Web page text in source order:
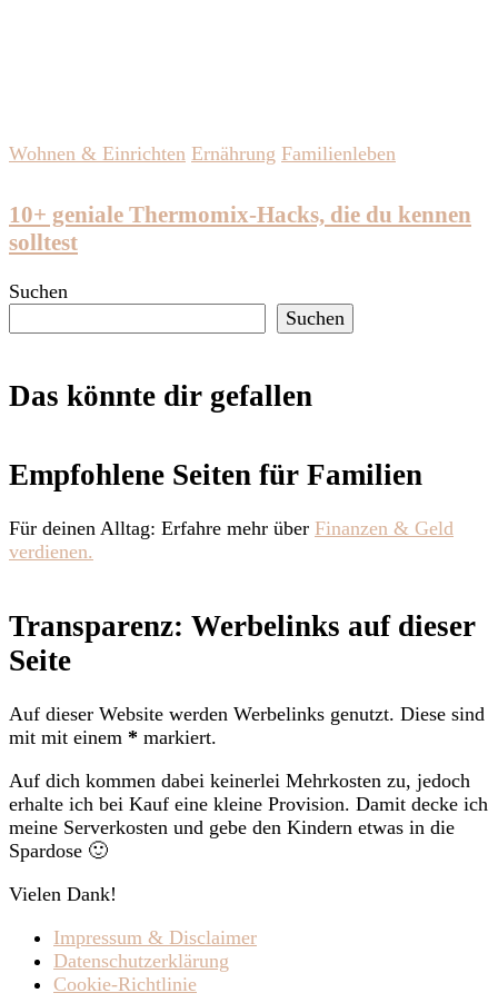
Wohnen & Einrichten Ernährung Familienleben
10+ geniale Thermomix-Hacks, die du kennen
solltest
Suchen
Suchen
Das könnte dir gefallen
Empfohlene Seiten für Familien
Für deinen Alltag: Erfahre mehr über Finanzen & Geld
verdienen.
Transparenz: Werbelinks auf dieser
Seite
Auf dieser Website werden Werbelinks genutzt. Diese sind
mit mit einem * markiert.
Auf dich kommen dabei keinerlei Mehrkosten zu, jedoch
erhalte ich bei Kauf eine kleine Provision. Damit decke ich
meine Serverkosten und gebe den Kindern etwas in die
Spardose 🙂
Vielen Dank!
Impressum & Disclaimer
Datenschutzerklärung
Cookie-Richtlinie